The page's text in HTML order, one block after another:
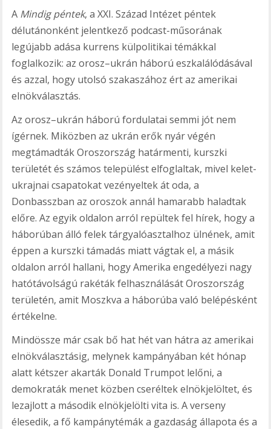
A Mindig péntek, a XXI. Század Intézet péntek
délutánonként jelentkező podcast-műsorának
legújabb adása kurrens külpolitikai témákkal
foglalkozik: az orosz–ukrán háború eszkalálódásával
és azzal, hogy utolsó szakaszához ért az amerikai
elnökválasztás.
Az orosz–ukrán háború fordulatai semmi jót nem
ígérnek. Miközben az ukrán erők nyár végén
megtámadták Oroszország határmenti, kurszki
területét és számos települést elfoglaltak, mivel kelet-
ukrajnai csapatokat vezényeltek át oda, a
Donbasszban az oroszok annál hamarabb haladtak
előre. Az egyik oldalon arról repültek fel hírek, hogy a
háborúban álló felek tárgyalóasztalhoz ülnének, amit
éppen a kurszki támadás miatt vágtak el, a másik
oldalon arról hallani, hogy Amerika engedélyezi nagy
hatótávolságú rakéták felhasználását Oroszország
területén, amit Moszkva a háborúba való belépésként
értékelne.
Mindössze már csak bő hat hét van hátra az amerikai
elnökválasztásig, melynek kampányában két hónap
alatt kétszer akarták Donald Trumpot lelőni, a
demokraták menet közben cseréltek elnökjelöltet, és
lezajlott a második elnökjelölti vita is. A verseny
élesedik, a fő kampánytémák a gazdaság állapota és a